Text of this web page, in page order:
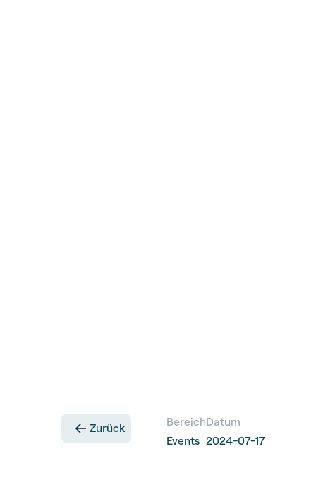
Zurück
Bereich
Events
Datum
2024-07-17